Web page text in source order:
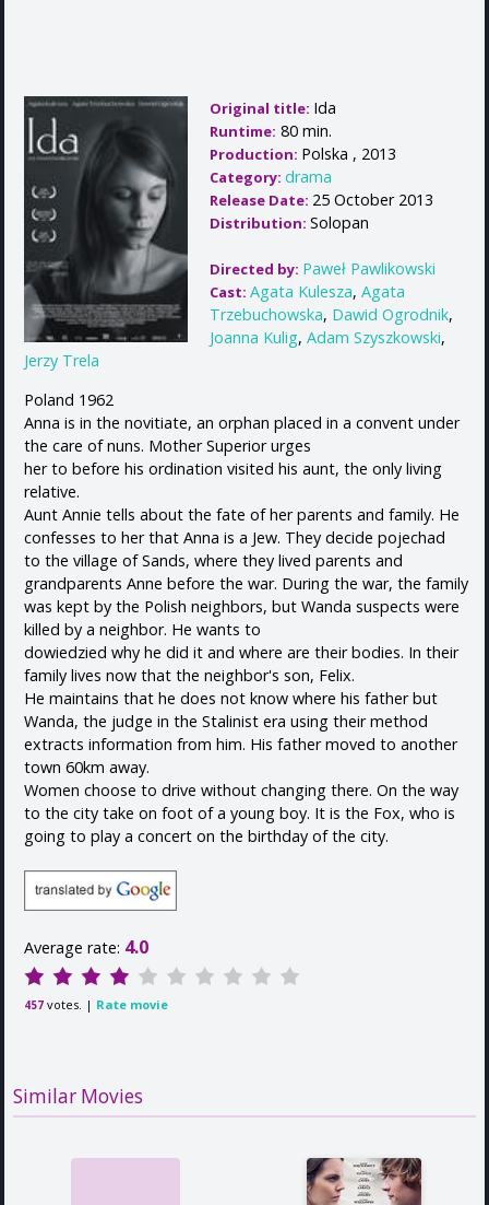
Original title: Ida
Runtime: 80 min.
Production: Polska , 2013
Category: drama
Release Date: 25 October 2013
Distribution: Solopan
Directed by: Paweł Pawlikowski
Cast: Agata Kulesza, Agata
Trzebuchowska, Dawid Ogrodnik,
Joanna Kulig, Adam Szyszkowski,
Jerzy Trela
Poland 1962
Anna is in the novitiate, an orphan placed in a convent under
the care of nuns. Mother Superior urges
her to before his ordination visited his aunt, the only living
relative.
Aunt Annie tells about the fate of her parents and family. He
confesses to her that Anna is a Jew. They decide pojechad
to the village of Sands, where they lived parents and
grandparents Anne before the war. During the war, the family
was kept by the Polish neighbors, but Wanda suspects were
killed by a neighbor. He wants to
dowiedzied why he did it and where are their bodies. In their
family lives now that the neighbor's son, Felix.
He maintains that he does not know where his father but
Wanda, the judge in the Stalinist era using their method
extracts information from him. His father moved to another
town 60km away.
Women choose to drive without changing there. On the way
to the city take on foot of a young boy. It is the Fox, who is
going to play a concert on the birthday of the city.
Average rate: 4.0
457 votes. | Rate movie
Similar Movies